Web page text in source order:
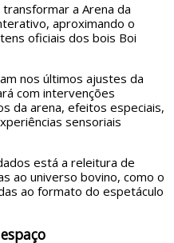
a Arena da
aproximando o
oficiais dos bois Boi
nos últimos ajustes da
com intervenções
da arena, efeitos especiais,
sensoriais
está a releitura de
ao universo bovino, como o
ao formato do espetáculo